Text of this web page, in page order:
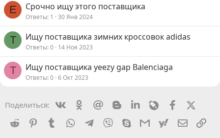
Е Срочно ищу этого поставщика
Ответы 1 30 Янв 2024
T Ищу поставщика зимних кроссовок adidas
Ответы 0 14 Ноя 2023
T Ищу поставщика yeezy gap Balenciaga
Ответы 0 6 Окт 2023
Поделиться: VkontakteOdnoklassniki
Mail.ru BloggerLinkedinLivejournalFacebook
Reddit
PinterestTumblr WhatsAppTelegram
Viber SkypeGmailyahoomail